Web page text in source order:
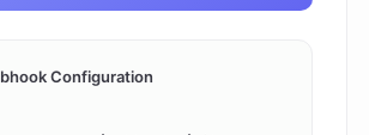
Configuration